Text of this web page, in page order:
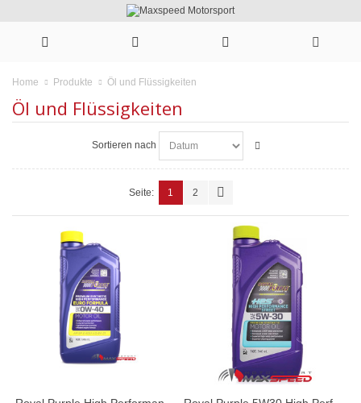
Home Produkte Öl und Flüssigkeiten
Öl und Flüssigkeiten
Sortieren nach
Seite: 1 2